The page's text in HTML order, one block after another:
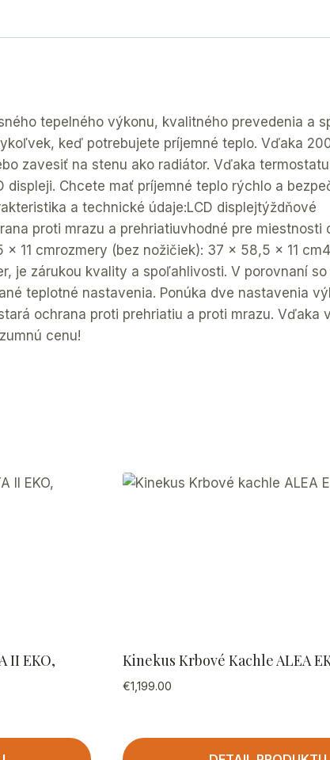
tepelného výkonu, kvalitného prevedenia a
keď potrebujete príjemné teplo. Vďaka
zavesiť na stenu ako radiátor. Vďaka
Chcete mať príjemné teplo rýchlo a
a technické údaje:LCD displejtýždňové
proti mrazu a prehriatiuvhodné pre miestnosti
11 cmrozmery (bez nožičiek): 37 x 58,5 x 11
je zárukou kvality a spoľahlivosti. V porovnaní
teplotné nastavenia. Ponúka dve nastavenia
ochrana proti prehriatiu a proti mrazu. Vďaka
cenu!
II EKO,
Kinekus Krbové Kachle ALEA
€1,199.00